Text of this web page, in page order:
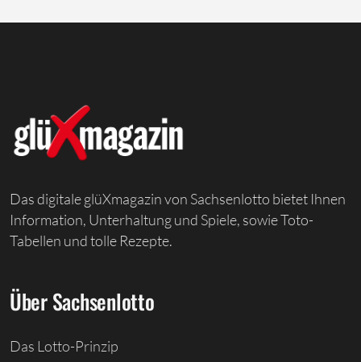
Das digitale glüXmagazin von Sachsenlotto bietet Ihnen
Information, Unterhaltung und Spiele, sowie Toto-
Tabellen und tolle Rezepte.
Über Sachsenlotto
Das Lotto-Prinzip